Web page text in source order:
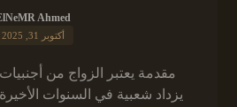
Ahmed
أكتوبر 31, 2025
مقدمة يعتبر الزواج من أجنبيات
يزداد شعبية في السنوات